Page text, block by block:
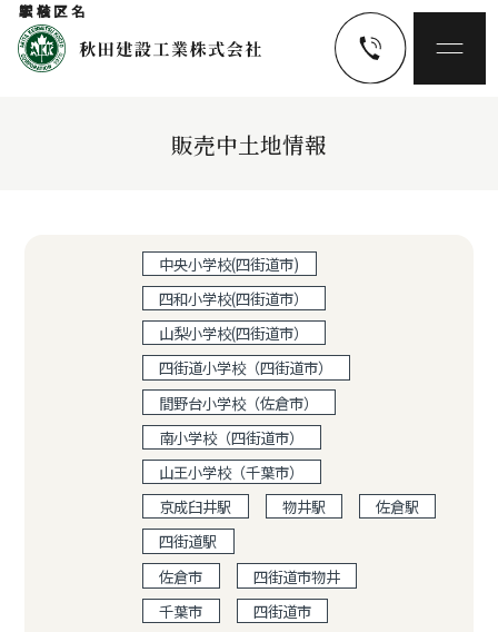
販売中土地情報
学校区
中央小学校(四街道市)
四和小学校(四街道市）
山梨小学校(四街道市）
四街道小学校（四街道市）
間野台小学校（佐倉市）
南小学校（四街道市）
山王小学校（千葉市）
駅名
京成臼井駅 物井駅
佐倉駅
四街道駅
エリア名
佐倉市
四街道市物井
千葉市
四街道市